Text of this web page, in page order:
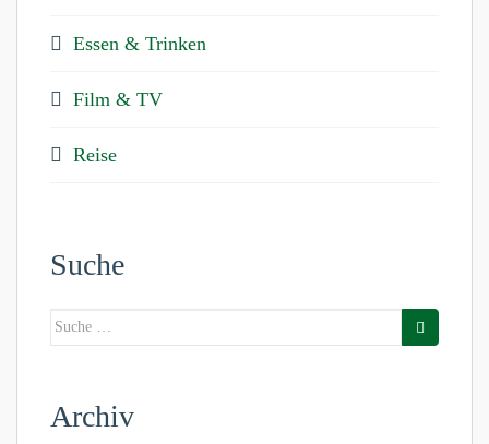
Essen & Trinken
Film & TV
Reise
Suche
Suche
Archiv